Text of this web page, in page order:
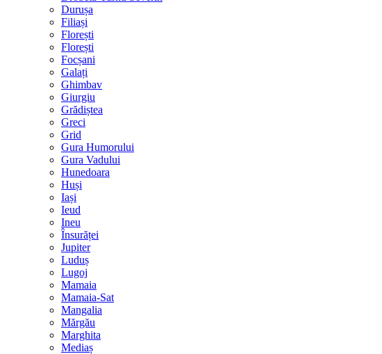
Durușa
Filiași
Florești
Florești
Focșani
Galați
Ghimbav
Giurgiu
Grădiștea
Greci
Grid
Gura Humorului
Gura Vadului
Hunedoara
Huși
Iași
Ieud
Ineu
Însurăței
Jupiter
Luduș
Lugoj
Mamaia
Mamaia-Sat
Mangalia
Mărgău
Marghita
Mediaș